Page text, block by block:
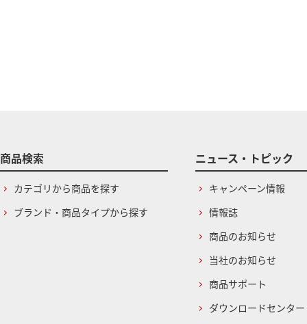
商品検索
カテゴリから商品を探す
ブランド・商品タイプから探す
ニュース・トピック
キャンペーン情報
情報誌
商品のお知らせ
当社のお知らせ
商品サポート
ダウンロードセンター